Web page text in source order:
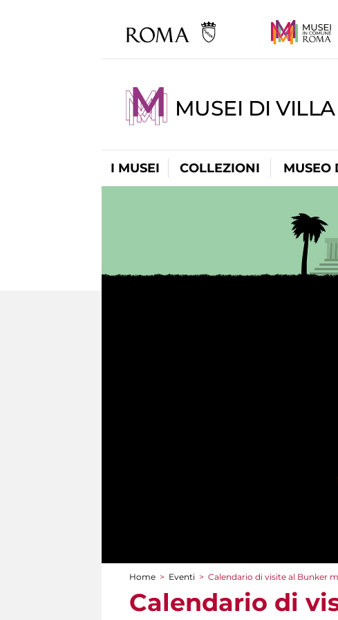
MUSEI DI
I MUSEI COLLEZIONI MUSEO
Tu sei qui
Home > Eventi > Calendario di visite al Bunker
Calendario di